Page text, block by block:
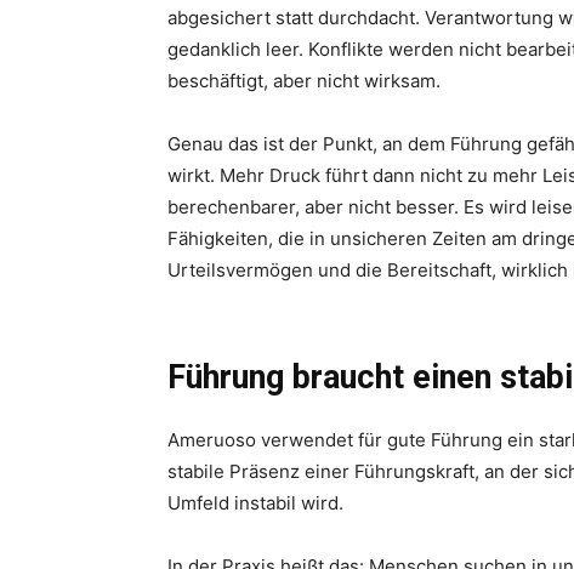
abgesichert statt durchdacht. Verantwortung
gedanklich leer. Konflikte werden nicht
beschäftigt, aber nicht wirksam.
Genau das ist der Punkt, an dem Führung
wirkt. Mehr Druck führt dann nicht zu mehr
berechenbarer, aber nicht besser. Es wird
Fähigkeiten, die in unsicheren Zeiten am
Urteilsvermögen und die Bereitschaft, wirklich
Führung braucht einen
Ameruoso verwendet für gute Führung ein
stabile Präsenz einer Führungskraft, an der
Umfeld instabil wird.